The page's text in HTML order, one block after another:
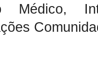
Médico,